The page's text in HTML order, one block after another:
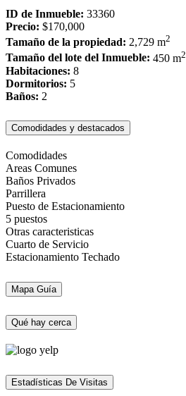
ID de Inmueble: 33360
Precio: $170,000
Tamaño de la propiedad: 2,729 m2
Tamaño del lote del Inmueble: 450 m2
Habitaciones: 8
Dormitorios: 5
Baños: 2
Comodidades y destacados
Comodidades
Areas Comunes
Baños Privados
Parrillera
Puesto de Estacionamiento
5 puestos
Otras caracteristicas
Cuarto de Servicio
Estacionamiento Techado
Mapa Guía
Qué hay cerca
Estadísticas De Visitas